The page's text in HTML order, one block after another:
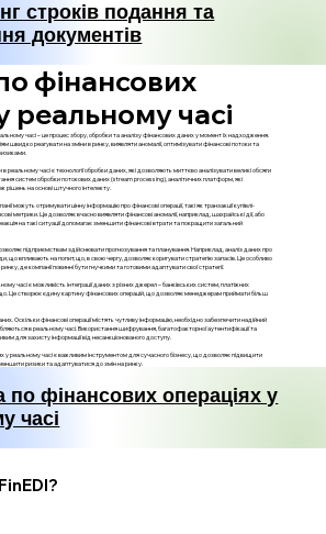
строків подання та
документів
фінансових
реальному часі
часі – це процес збору, обробки та аналізу фінансових даних у момент їх надходження.
швидко реагувати на зміни в ринку, виявляти аномалії, оптимізувати фінансові потоки та
реальному часі є технології обробки даних, які дозволяють миттєво аналізувати великі обсяги
систем обробки потокових даних (stream processing), аналітичних платформ, які
на основі штучного інтелекту.
можуть отримувати цінну інформацію про фінансові операції, такі як транзакції купівлі-
метрики. Це дозволяє вчасно виявляти фінансові аномалії, наприклад, шахрайські дії, або
на такі ситуації допомагає зменшити фінансові втрати та покращити загальний
підприємствам здійснювати прогнозування та планування. Наприклад, аналіз даних про
що впливають на попит, що, в свою чергу, дозволяє коригувати стратегію запасів. Це особливо
де компанії повинні бути гнучкими та готовими адаптувати свої стратегії.
часі є можливість інтеграції даних з різних джерел – банківських систем, платіжних
Це створює єдину картину фінансових операцій, що дозволяє менеджерам приймати більш
Оскільки фінансові операції містять чутливу інформацію, необхідно забезпечити надійний
в реальному часі. Використання шифрування, багатофакторної аутентифікації та
для захисту інформації від несанкціонованого доступу.
у реальному часі є важливим інструментом для сучасного бізнесу, що дозволяє підвищити
ризики та адаптуватися до змін на ринку.
по фінансових операціях у
часі